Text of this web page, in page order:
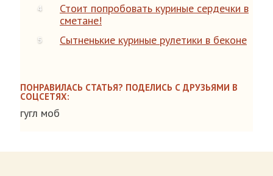
Стоит попробовать куриные сердечки в
сметане!
Сытненькие куриные рулетики в беконе
ПОНРАВИЛАСЬ СТАТЬЯ? ПОДЕЛИСЬ С ДРУЗЬЯМИ В
СОЦСЕТЯХ:
гугл моб